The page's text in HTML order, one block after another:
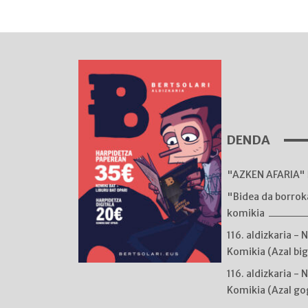
DENDA
"AZKEN
"Bidea da
komikia
116. aldizkaria -
Komikia (Azal
116. aldizkaria -
Komikia (Azal